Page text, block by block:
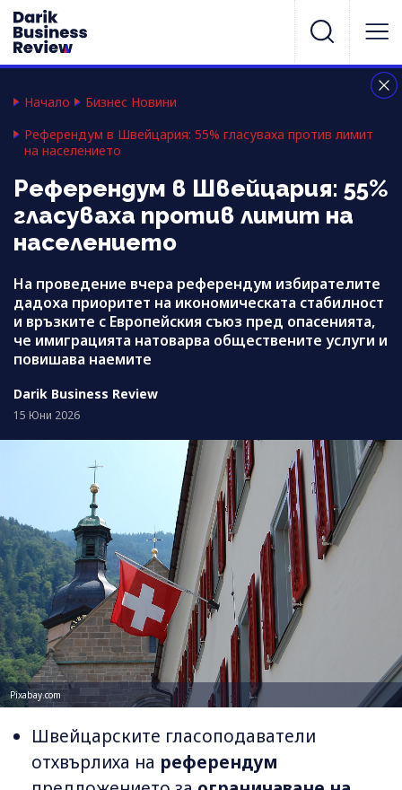
Начало
Бизнес Новини
Референдум в Швейцария: 55% гласуваха против лимит
на населението
Референдум в Швейцария: 55%
гласуваха против лимит на
населението
На проведение вчера референдум избирателите
дадоха приоритет на икономическата стабилност
и връзките с Европейския съюз пред опасенията,
че имиграцията натоварва обществените услуги и
повишава наемите
Darik Business Review
15 Юни 2026
Pixabay.com
Швейцарските гласоподаватели
отхвърлиха на референдум